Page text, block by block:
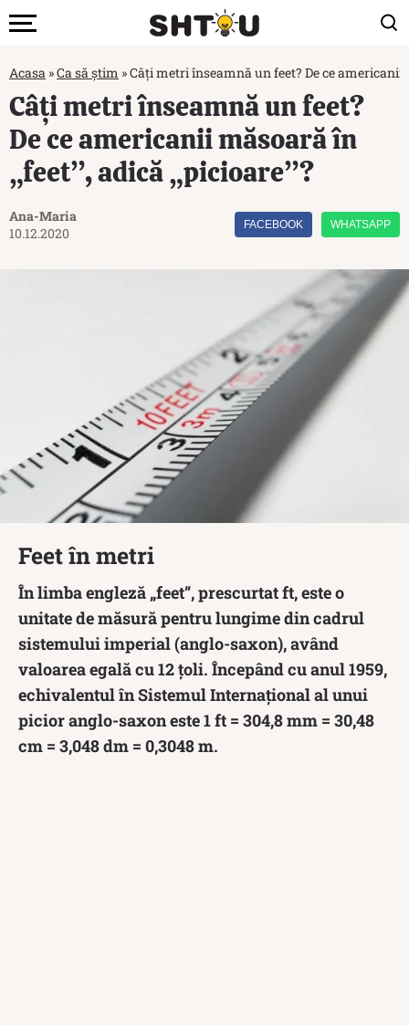
Acasa »Ca să știm »Câți metri înseamnă un feet? De ce americanii
Câți metri înseamnă un feet?
De ce americanii măsoară în
„feet”, adică „picioare”?
Ana-Maria
10.12.2020
FACEBOOK WHATSAPP
Feet în metri
În limba engleză „feet”, prescurtat ft, este o
unitate de măsură pentru lungime din cadrul
sistemului imperial (anglo-saxon), având
valoarea egală cu 12 țoli. Începând cu anul 1959,
echivalentul în Sistemul Internațional al unui
picior anglo-saxon este 1 ft = 304,8 mm = 30,48
cm = 3,048 dm = 0,3048 m.